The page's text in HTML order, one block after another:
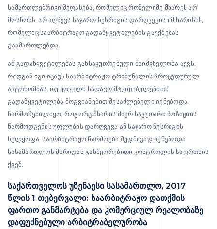
სამართლებრივი შეფასება, რომელიც რომელიმე მხარეს არ
მოსწონს, არ აღწევს საჯარო წესრიგის დარღვევის იმ ხარისხს,
რომელიც საარბიტრაჟო გადაწყვეტილების გაუქმებას
გაამართლებდა.
ამ გადაწყვეტილებას განსაკუთრებული მნიშვნელობა აქვს,
რადგან იგი იცავს საარბიტრაჟო ტრიბუნალის პროცედურულ
ავტონომიას. თუ ყოველი სადავო მტკიცებულებითი
გადაწყვეტილება მოგვიანებით შესაძლებელი იქნებოდა
წარმოჩენილიყო, როგორც მხარის მიერ საკუთარი პოზიციის
წარმოდგენის უფლების დარღვევა ან საჯარო წესრიგის
ხელყოფა, საარბიტრაჟო წარმოება მუდმივად იქნებოდა
სასამართლოს მხრიდან განმეორებითი კონტროლის საფრთხის
ქვეშ.
საქართველოს უზენაესი სასამართლო, 2017
წლის 1 თებერვალი: საარბიტრაჟო დათქმის
ფართო განმარტება და კომერციულ რეალობაზე
დაფუძნებული არბიტრაბელურობა